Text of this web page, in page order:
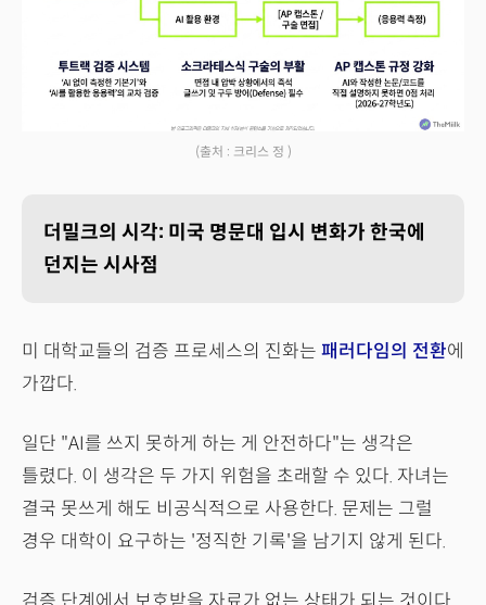
(출처 : 크리스 정 )
더밀크의 시각: 미국 명문대 입시 변화가 한국에
던지는 시사점
미 대학교들의 검증 프로세스의 진화는 패러다임의 전환에
가깝다.
일단 "AI를 쓰지 못하게 하는 게 안전하다"는 생각은
틀렸다. 이 생각은 두 가지 위험을 초래할 수 있다. 자녀는
결국 못쓰게 해도 비공식적으로 사용한다. 문제는 그럴
경우 대학이 요구하는 '정직한 기록'을 남기지 않게 된다.